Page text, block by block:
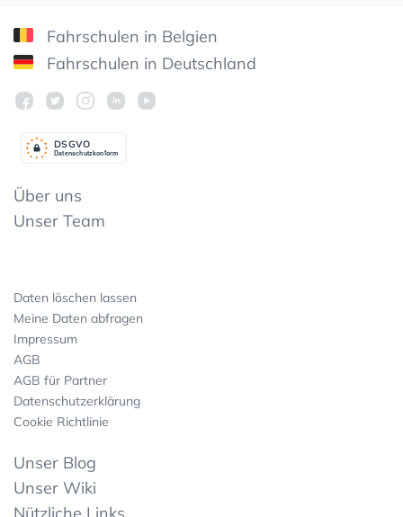
Fahrschulen in Belgien
Fahrschulen in Deutschland
Datenschutzkonform
DSGVO
Über uns
Unser Team
Daten löschen lassen
Meine Daten abfragen
Impressum
AGB
AGB für Partner
Datenschutzerklärung
Cookie Richtlinie
Unser Blog
Unser Wiki